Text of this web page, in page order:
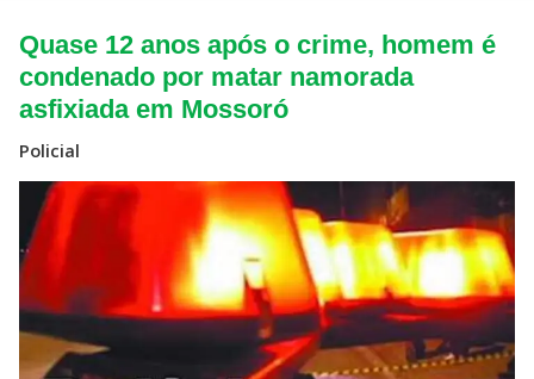
Quase 12 anos após o crime, homem é
condenado por matar namorada
asfixiada em Mossoró
Policial
Quase
12
anos
após
o
condenado
por
matar
namorada
asfixiada
em
Mossoró